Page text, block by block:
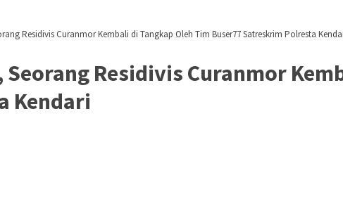
Residivis Curanmor Kembali di Tangkap Oleh Tim Buser77 Satreskrim Polresta
Seorang Residivis Curanmor
Kendari